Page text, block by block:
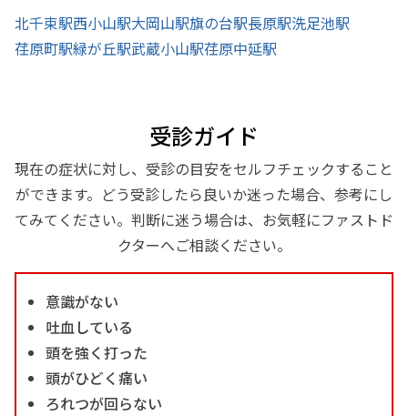
北千束駅西小山駅大岡山駅旗の台駅長原駅洗足池駅
荏原町駅緑が丘駅武蔵小山駅荏原中延駅
受診ガイド
現在の症状に対し、受診の目安をセルフチェックすること
ができます。どう受診したら良いか迷った場合、参考にし
てみてください。判断に迷う場合は、お気軽にファストド
クターへご相談ください。
意識がない
吐血している
頭を強く打った
頭がひどく痛い
ろれつが回らない